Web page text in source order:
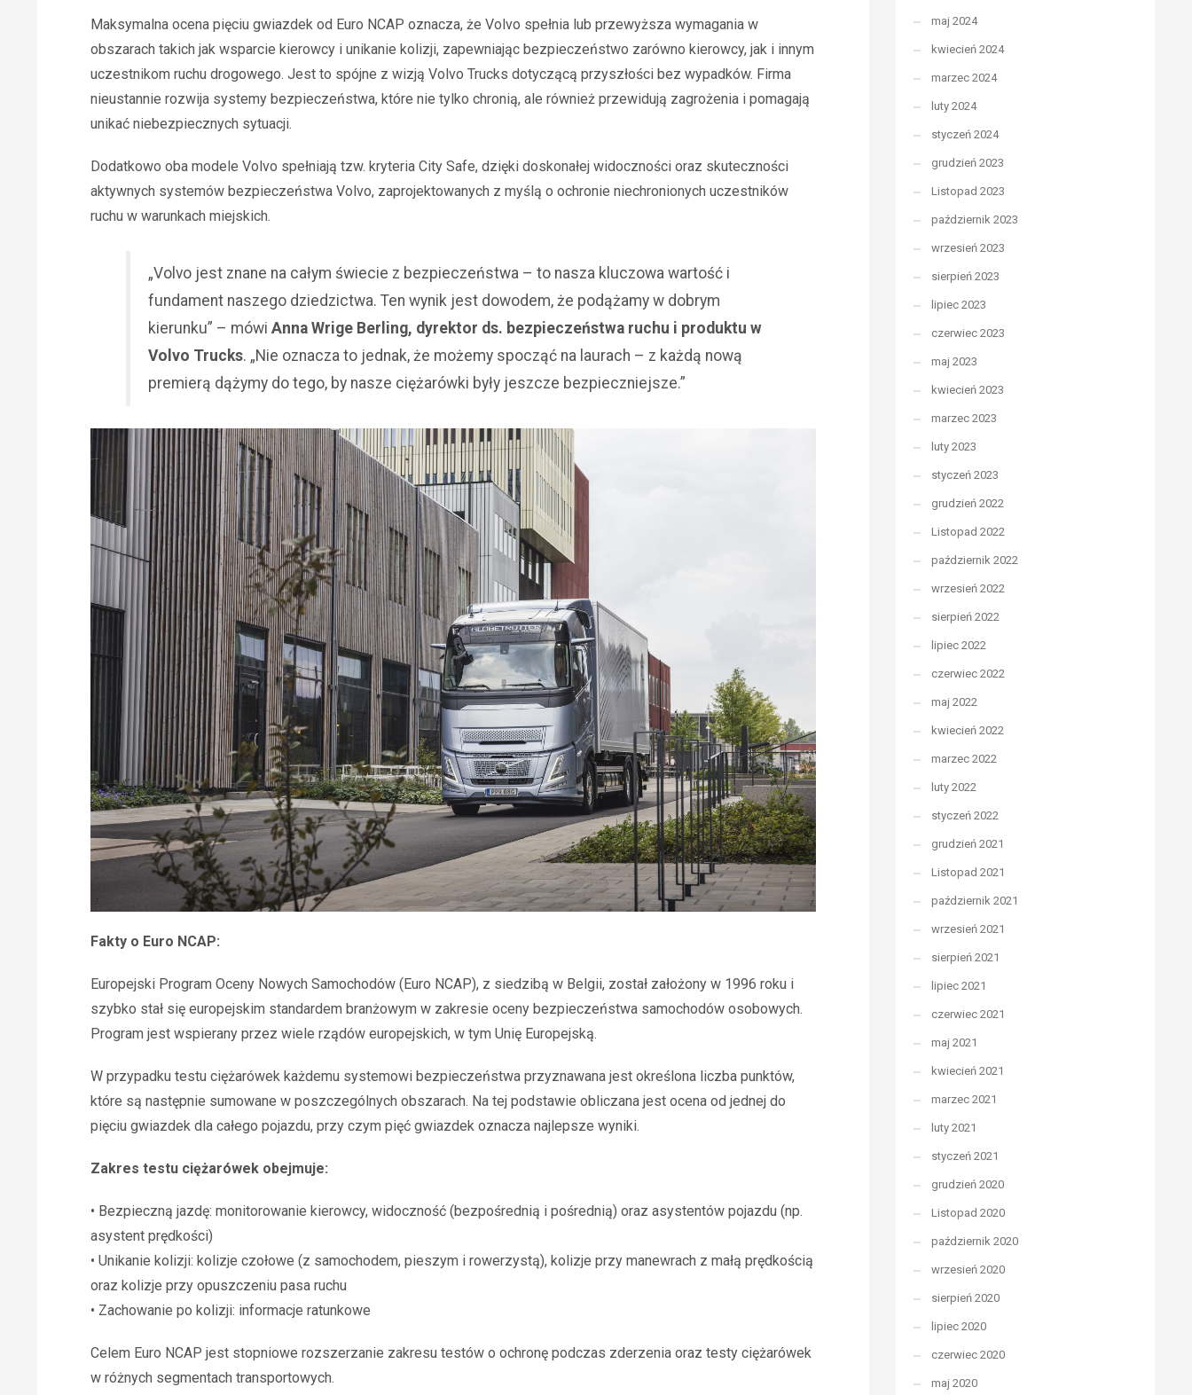
Maksymalna ocena pięciu gwiazdek od Euro NCAP oznacza, że Volvo spełnia lub przewyższa wymagania w
obszarach takich jak wsparcie kierowcy i unikanie kolizji, zapewniając bezpieczeństwo zarówno kierowcy, jak i innym
uczestnikom ruchu drogowego. Jest to spójne z wizją Volvo Trucks dotyczącą przyszłości bez wypadków. Firma
nieustannie rozwija systemy bezpieczeństwa, które nie tylko chronią, ale również przewidują zagrożenia i pomagają
unikać niebezpiecznych sytuacji.
Dodatkowo oba modele Volvo spełniają tzw. kryteria City Safe, dzięki doskonałej widoczności oraz skuteczności
aktywnych systemów bezpieczeństwa Volvo, zaprojektowanych z myślą o ochronie niechronionych uczestników
ruchu w warunkach miejskich.
„Volvo jest znane na całym świecie z bezpieczeństwa – to nasza kluczowa wartość i
fundament naszego dziedzictwa. Ten wynik jest dowodem, że podążamy w dobrym
kierunku” – mówi Anna Wrige Berling, dyrektor ds. bezpieczeństwa ruchu i produktu w
Volvo Trucks. „Nie oznacza to jednak, że możemy spocząć na laurach – z każdą nową
premierą dążymy do tego, by nasze ciężarówki były jeszcze bezpieczniejsze.”
Fakty o Euro NCAP:
Europejski Program Oceny Nowych Samochodów (Euro NCAP), z siedzibą w Belgii, został założony w 1996 roku i
szybko stał się europejskim standardem branżowym w zakresie oceny bezpieczeństwa samochodów osobowych.
Program jest wspierany przez wiele rządów europejskich, w tym Unię Europejską.
W przypadku testu ciężarówek każdemu systemowi bezpieczeństwa przyznawana jest określona liczba punktów,
które są następnie sumowane w poszczególnych obszarach. Na tej podstawie obliczana jest ocena od jednej do
pięciu gwiazdek dla całego pojazdu, przy czym pięć gwiazdek oznacza najlepsze wyniki.
Zakres testu ciężarówek obejmuje:
• Bezpieczną jazdę: monitorowanie kierowcy, widoczność (bezpośrednią i pośrednią) oraz asystentów pojazdu (np.
asystent prędkości)
• Unikanie kolizji: kolizje czołowe (z samochodem, pieszym i rowerzystą), kolizje przy manewrach z małą prędkością
oraz kolizje przy opuszczeniu pasa ruchu
• Zachowanie po kolizji: informacje ratunkowe
Celem Euro NCAP jest stopniowe rozszerzanie zakresu testów o ochronę podczas zderzenia oraz testy ciężarówek
w różnych segmentach transportowych.
maj 2024
kwiecień 2024
marzec 2024
luty 2024
styczeń 2024
grudzień 2023
Listopad 2023
październik 2023
wrzesień 2023
sierpień 2023
lipiec 2023
czerwiec 2023
maj 2023
kwiecień 2023
marzec 2023
luty 2023
styczeń 2023
grudzień 2022
Listopad 2022
październik 2022
wrzesień 2022
sierpień 2022
lipiec 2022
czerwiec 2022
maj 2022
kwiecień 2022
marzec 2022
luty 2022
styczeń 2022
grudzień 2021
Listopad 2021
październik 2021
wrzesień 2021
sierpień 2021
lipiec 2021
czerwiec 2021
maj 2021
kwiecień 2021
marzec 2021
luty 2021
styczeń 2021
grudzień 2020
Listopad 2020
październik 2020
wrzesień 2020
sierpień 2020
lipiec 2020
czerwiec 2020
maj 2020